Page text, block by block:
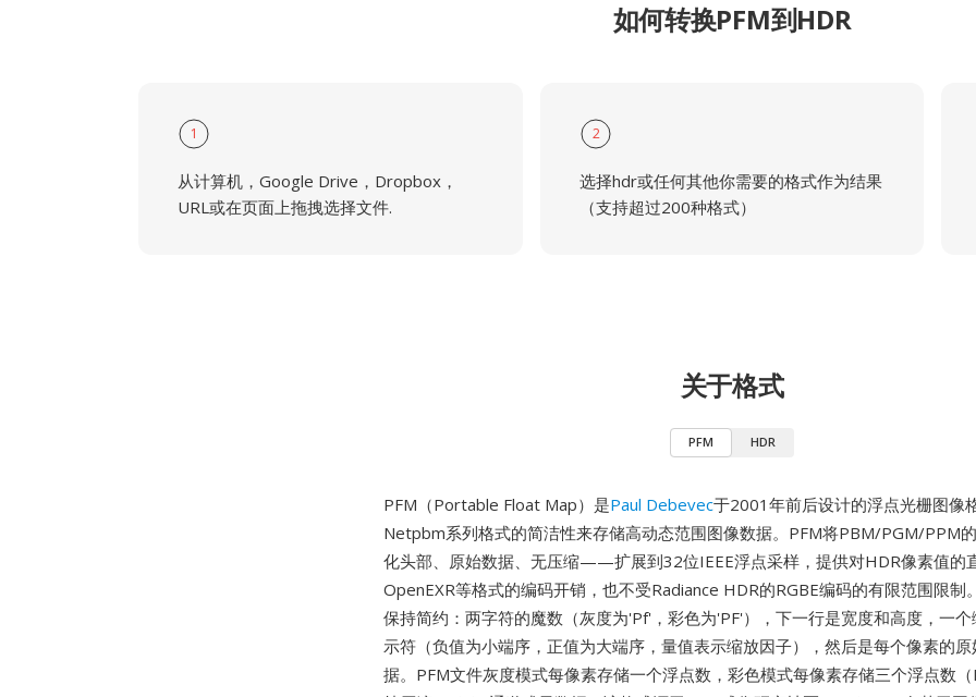
如何转换PFM到HDR
1
从计算机，Google Drive，Dropbox，
URL或在页面上拖拽选择文件.
2
选择hdr或任何其他你需要的格式作为结果
（支持超过200种格式）
关于格式
PFM HDR
PFM（Portable Float Map）是Paul Debevec于2001年前后设计的浮点光栅图像
Netpbm系列格式的简洁性来存储高动态范围图像数据。PFM将PBM/PGM/
化头部、原始数据、无压缩——扩展到32位IEEE浮点采样，提供对HDR像素值的
OpenEXR等格式的编码开销，也不受Radiance HDR的RGBE编码的有限范围限制
保持简约：两字符的魔数（灰度为'Pf'，彩色为'PF'），下一行是宽度和高度，一
示符（负值为小端序，正值为大端序，量值表示缩放因子），然后是每个像素的
据。PFM文件灰度模式每像素存储一个浮点数，彩色模式每像素存储三个浮点数